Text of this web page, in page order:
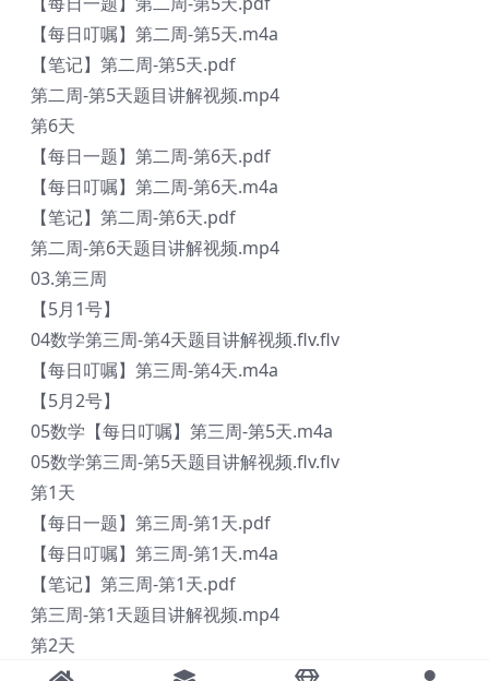
【每日叮嘱】第二周-第5天.m4a
【笔记】第二周-第5天.pdf
第二周-第5天题目讲解视频.mp4
第6天
【每日一题】第二周-第6天.pdf
【每日叮嘱】第二周-第6天.m4a
【笔记】第二周-第6天.pdf
第二周-第6天题目讲解视频.mp4
03.第三周
【5月1号】
04数学第三周-第4天题目讲解视频.flv.flv
【每日叮嘱】第三周-第4天.m4a
【5月2号】
05数学【每日叮嘱】第三周-第5天.m4a
05数学第三周-第5天题目讲解视频.flv.flv
第1天
【每日一题】第三周-第1天.pdf
【每日叮嘱】第三周-第1天.m4a
【笔记】第三周-第1天.pdf
第三周-第1天题目讲解视频.mp4
第2天
【每日一题】第三周-第2天.pdf